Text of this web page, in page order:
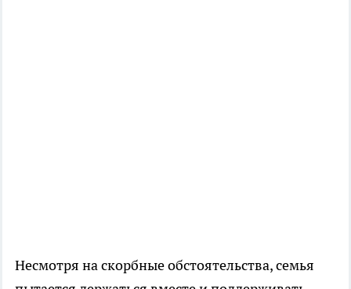
Несмотря на скорбные обстоятельства, семья